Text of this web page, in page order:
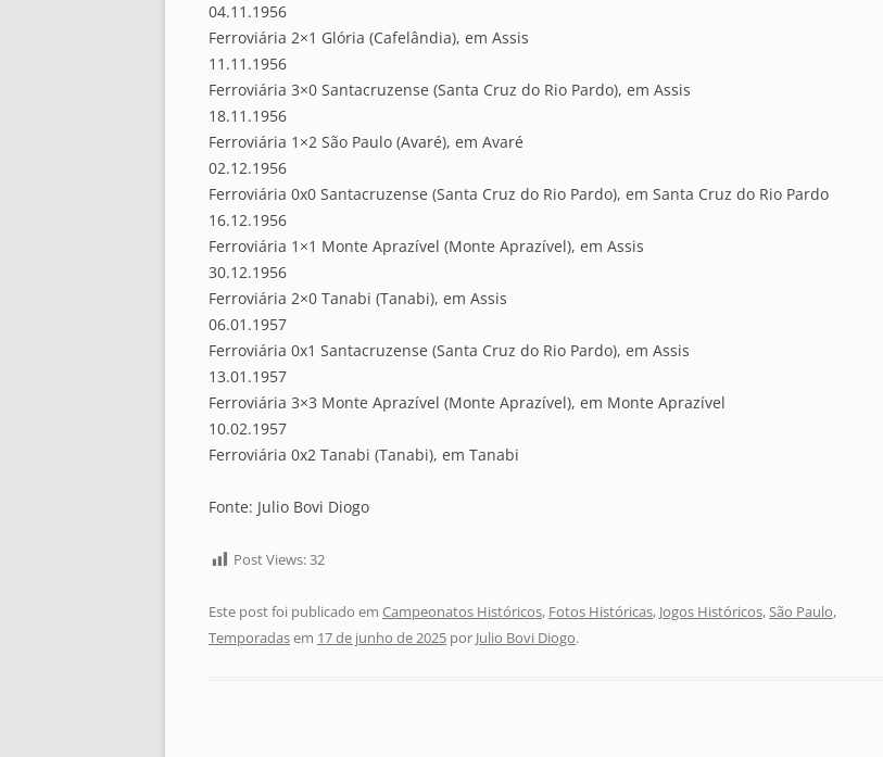
04.11.1956
Ferroviária 2×1 Glória (Cafelândia), em Assis
11.11.1956
Ferroviária 3×0 Santacruzense (Santa Cruz do Rio Pardo), em Assis
18.11.1956
Ferroviária 1×2 São Paulo (Avaré), em Avaré
02.12.1956
Ferroviária 0x0 Santacruzense (Santa Cruz do Rio Pardo), em Santa Cruz do Rio Pardo
16.12.1956
Ferroviária 1×1 Monte Aprazível (Monte Aprazível), em Assis
30.12.1956
Ferroviária 2×0 Tanabi (Tanabi), em Assis
06.01.1957
Ferroviária 0x1 Santacruzense (Santa Cruz do Rio Pardo), em Assis
13.01.1957
Ferroviária 3×3 Monte Aprazível (Monte Aprazível), em Monte Aprazível
10.02.1957
Ferroviária 0x2 Tanabi (Tanabi), em Tanabi
Fonte: Julio Bovi Diogo
Post Views:32
Este post foi publicado em Campeonatos Históricos, Fotos Históricas, Jogos Históricos,São Paulo,
Temporadasem 17 de junho de 2025 por Julio Bovi Diogo.